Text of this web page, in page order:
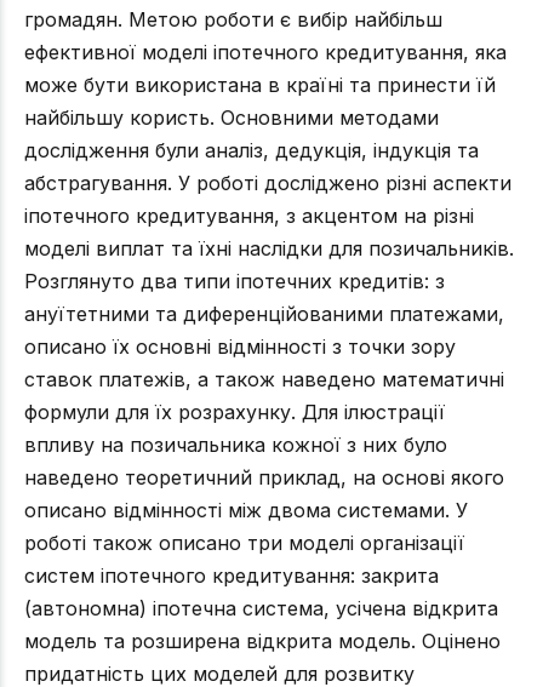
громадян. Метою роботи є вибір найбільш
ефективної моделі іпотечного кредитування, яка
може бути використана в країні та принести їй
найбільшу користь. Основними методами
дослідження були аналіз, дедукція, індукція та
абстрагування. У роботі досліджено різні аспекти
іпотечного кредитування, з акцентом на різні
моделі виплат та їхні наслідки для позичальників.
Розглянуто два типи іпотечних кредитів: з
ануїтетними та диференційованими платежами,
описано їх основні відмінності з точки зору
ставок платежів, а також наведено математичні
формули для їх розрахунку. Для ілюстрації
впливу на позичальника кожної з них було
наведено теоретичний приклад, на основі якого
описано відмінності між двома системами. У
роботі також описано три моделі організації
систем іпотечного кредитування: закрита
(автономна) іпотечна система, усічена відкрита
модель та розширена відкрита модель. Оцінено
придатність цих моделей для розвитку